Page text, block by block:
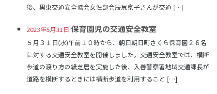
後、黒東交通安全協会女性部会辰尻京子さんが交通 […]
2023年5月31日 保育園児の交通安全教室
５月３１日(水)午前１０時から、朝日朝日町さくら保育園２６名
に対する交通安全教室を開催しました。交通安全教室では、横断
歩道の渡り方の紙芝居を実施した後、入善警察署地域交通課長が
道路を横断するときには横断歩道を利用すること […]